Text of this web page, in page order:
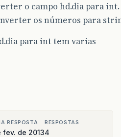
o campo hd.dia para int.
os números para
para int tem varias
RESPOSTA
fev. de 2013
RESPOSTAS
4